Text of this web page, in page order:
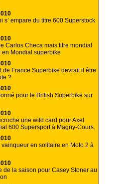
s’ empare du titre 600 Superstock
Carlos Checa mais titre mondial
en Mondial superbike
de France Superbike devrait il être
?
pour le British Superbike sur
une wild card pour Axel
600 Supersport à Magny-Cours.
en solitaire en Moto 2 à
de la saison pour Casey Stoner au